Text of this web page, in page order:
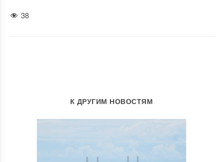
38
К ДРУГИМ НОВОСТЯМ